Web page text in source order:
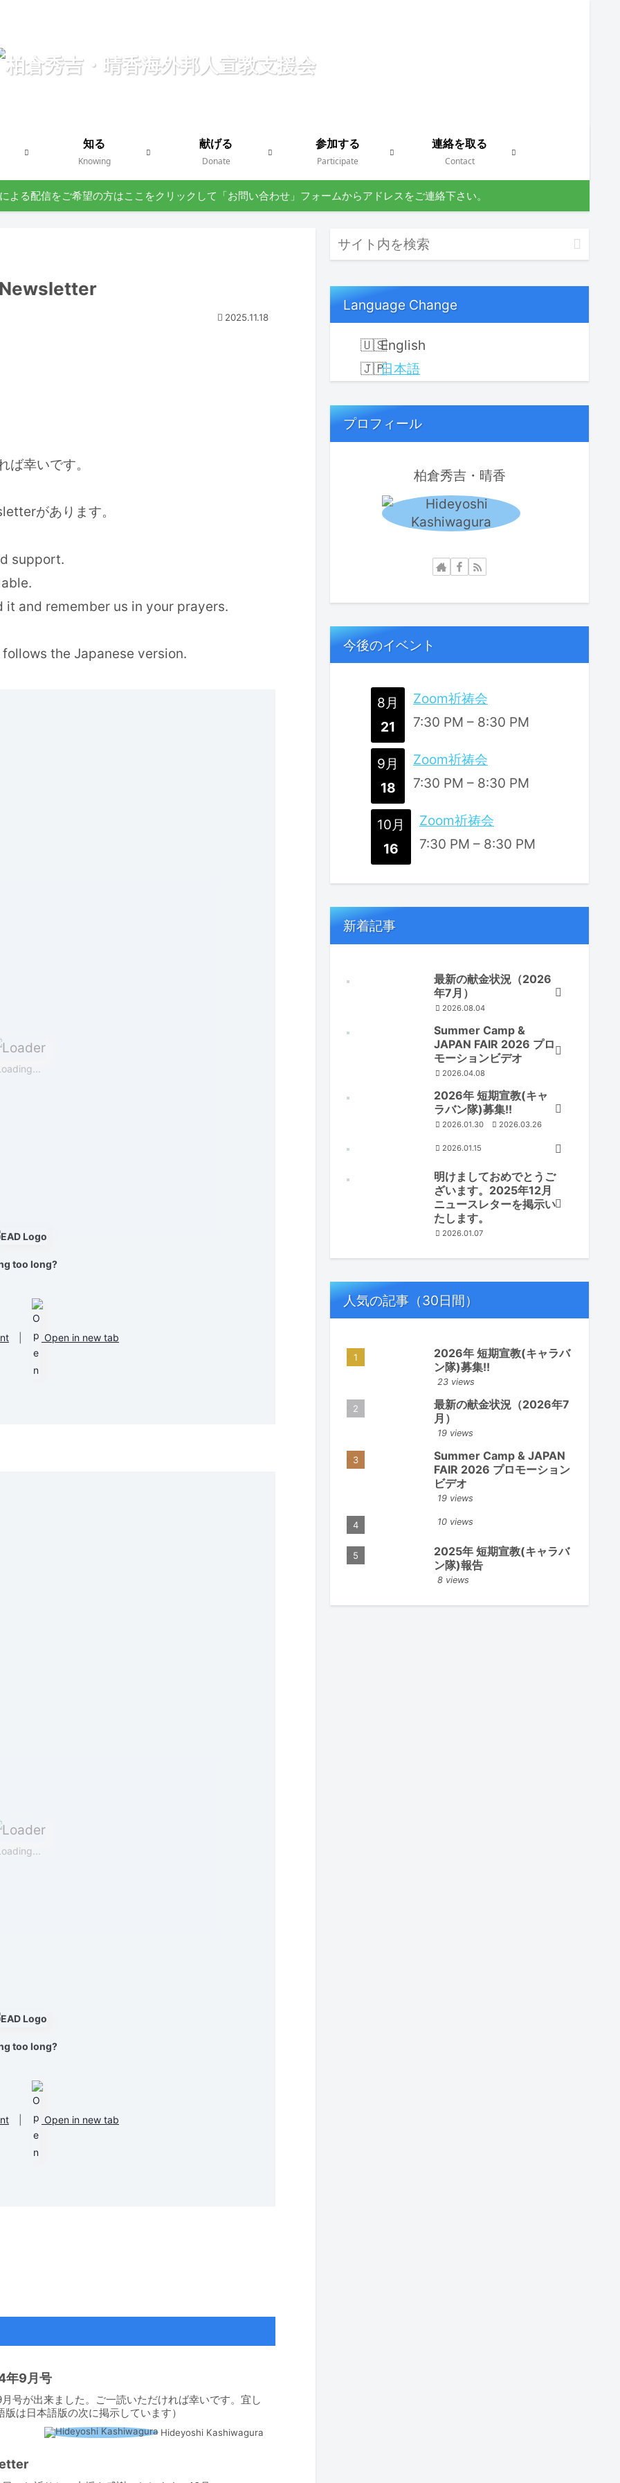
知る
Knowing
献げる
Donate
参加する
Participate
連絡を取る
Contact
よる配信をご希望の方はここをクリックして「お問い合わせ」フォームからアドレスをご連絡下さい。
Newsletter
2025.11.18
幸いです。
があります。
support.
and remember us in your prayers.
the Japanese version.
too long?
Open in new tab
too long?
Open in new tab
年9月号
号が出来ました。ご一読いただければ幸いです。宜し
は日本語版の次に掲示しています）
Hideyoshi Kashiwagura
Language Change
English
日本語
プロフィール
柏倉秀吉・晴香
今後のイベント
8月
21
Zoom祈祷会
7:30 PM – 8:30 PM
9月
18
Zoom祈祷会
7:30 PM – 8:30 PM
10月
16
Zoom祈祷会
7:30 PM – 8:30 PM
新着記事
最新の献金状況（2026
年7月）
2026.08.04
Summer Camp &
JAPAN FAIR 2026 プロ
モーションビデオ
2026.04.08
2026年 短期宣教(キャ
ラバン隊)募集!!
2026.01.30 2026.03.26
2026.01.15
明けましておめでとうご
ざいます。2025年12月
ニュースレターを掲示い
たします。
2026.01.07
人気の記事（30日間）
2026年 短期宣教(キャラバ
ン隊)募集!!
23 views
最新の献金状況（2026年7
月）
19 views
Summer Camp & JAPAN
FAIR 2026 プロモーション
ビデオ
19 views
10 views
2025年 短期宣教(キャラバ
ン隊)報告
8 views